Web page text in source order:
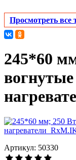
Просмотреть все
245*60
Артикул: 50330